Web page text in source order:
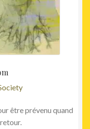
être prévenu quand